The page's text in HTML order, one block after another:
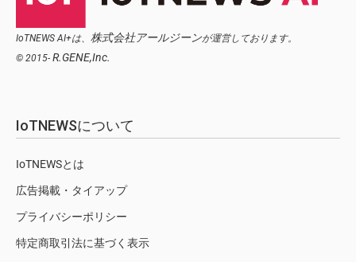
IoTNEWS AI+は、 株式会社アールジーンが運営しております。
© 2015- R.GENE,Inc.
IoTNEWSについて
IoTNEWSとは
広告掲載・タイアップ
プライバシーポリシー
特定商取引法に基づく表示